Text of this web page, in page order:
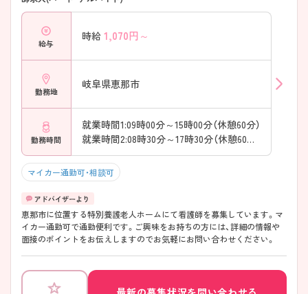
給与
時給 1,070円～
勤務地
岐阜県恵那市
勤務時間
就業時間1:09時00分～15時00分（休憩60分）
就業時間2:08時30分～17時30分（休憩60分）
マイカー通勤可・相談可
恵那市に位置する特別養護老人ホームにて看護師を募集しています。マ
イカー通勤可で通勤便利です。ご興味をお持ちの方には、詳細の情報や
面接のポイントをお伝えしますのでお気軽にお問い合わせください。